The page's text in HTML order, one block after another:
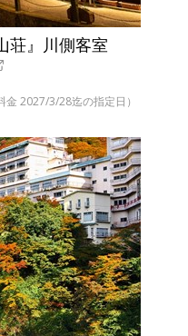
荘』川側客室
2027/3/28迄の指定日）